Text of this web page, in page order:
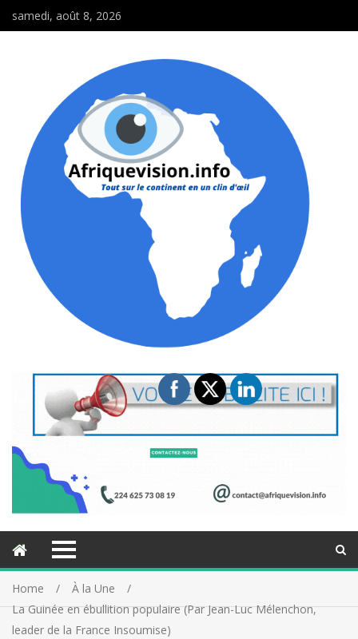
samedi, août 8, 2026
Home
À la Une
La Guinée en ébullition populaire (Par Jean-Luc Mélenchon,
leader de la France Insoumise)